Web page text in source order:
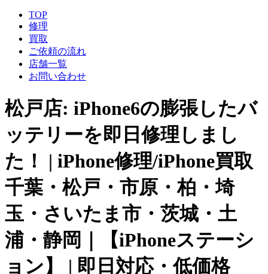
TOP
修理
買取
ご依頼の流れ
店舗一覧
お問い合わせ
松戸店: iPhone6の膨張したバ
ッテリーを即日修理しまし
た！ | iPhone修理/iPhone買取
千葉・松戸・市原・柏・埼
玉・さいたま市・茨城・土
浦・静岡｜【iPhoneステーシ
ョン】 | 即日対応・低価格